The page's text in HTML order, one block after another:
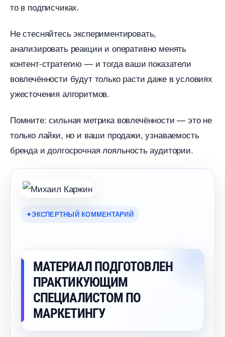
то в подписчиках.
Не стесняйтесь экспериментировать,
анализировать реакции и оперативно менять
контент-стратегию — и тогда ваши показатели
овлечённости будут только расти даже в условиях
ужесточения алгоритмов.
Помните: сильная метрика вовлечённости — это не
только лайки, но и ваши продажи, узнаваемость
ренда и долгосрочная лояльность аудитории.
ЭКСПЕРТНЫЙ КОММЕНТАРИЙ
МАТЕРИАЛ ПОДГОТОВЛЕН
ПРАКТИКУЮЩИМ
СПЕЦИАЛИСТОМ ПО
МАРКЕТИНГУ